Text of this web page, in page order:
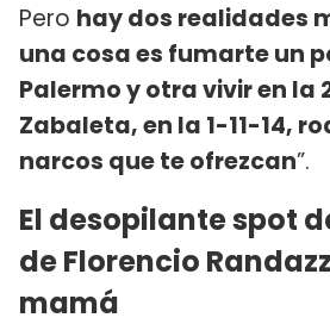
Pero hay dos realidades
una cosa es fumarte un
Palermo y otra vivir en la
Zabaleta, en la 1-11-14,
narcos que te ofrezcan”.
El desopilante spot
de Florencio
mamá